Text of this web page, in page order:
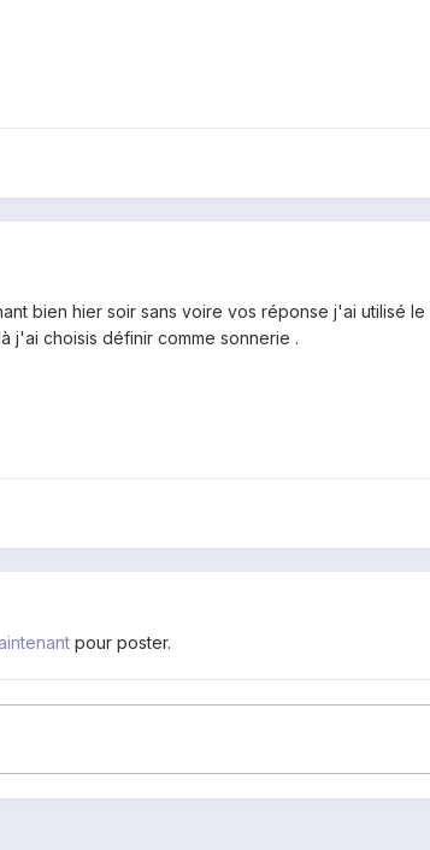
bien hier soir sans voire vos réponse j'ai utilisé le
j'ai choisis définir comme sonnerie .
pour poster.